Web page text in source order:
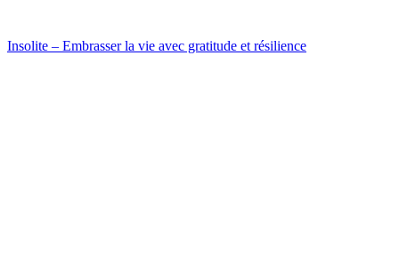
Insolite – Embrasser la vie avec gratitude et résilience